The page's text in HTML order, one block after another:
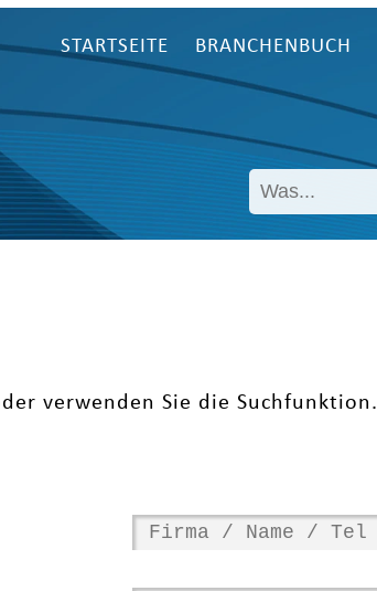
STARTSEITE BRANCHENBUCH
verwenden Sie die Suchfunktion.